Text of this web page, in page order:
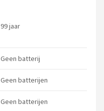
99 jaar
Geen batterij
Geen batterijen
Geen batterijen